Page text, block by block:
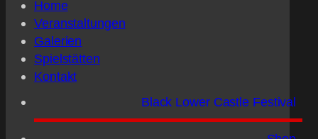
Home
Veranstaltungen
Galerien
Spielstätten
Kontakt
Black Lower Castle Festival